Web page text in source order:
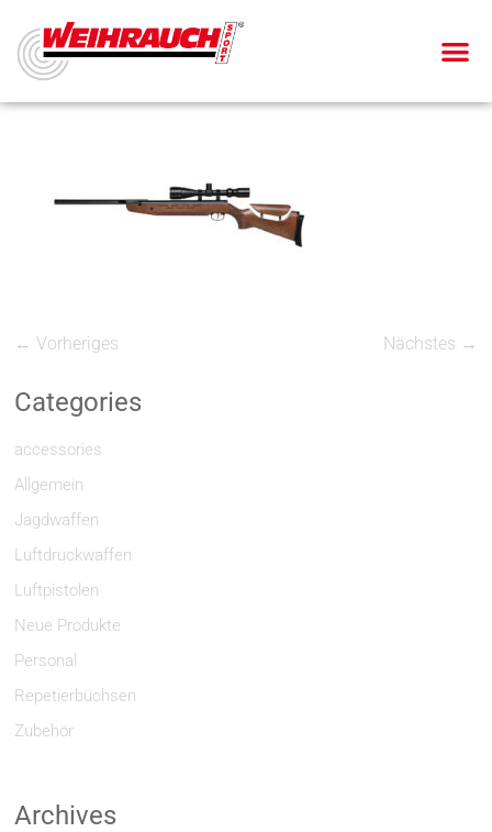
← Vorheriges Nächstes →
Categories
accessories
Allgemein
Jagdwaffen
Luftdruckwaffen
Luftpistolen
Neue Produkte
Personal
Repetierbüchsen
Zubehör
Archives